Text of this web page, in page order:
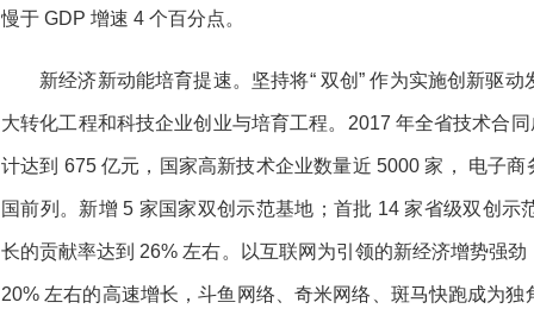
慢于 GDP 增速 4 个百分点。
新经济新动能培育提速。坚持将“ 双创” 作为实施创新驱
大转化工程和科技企业创业与培育工程。2017 年全省技术合
计达到 675 亿元，国家高新技术企业数量近 5000 家， 电子
国前列。新增 5 家国家双创示范基地；首批 14 家省级双创
长的贡献率达到 26% 左右。以互联网为引领的新经济增势强
20% 左右的高速增长，斗鱼网络、奇米网络、斑马快跑成为